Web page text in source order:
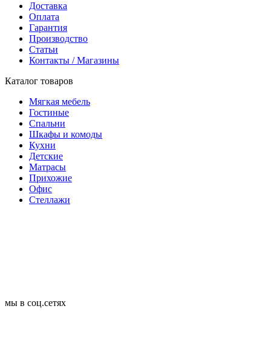
Доставка
Оплата
Гарантия
Производство
Статьи
Контакты / Магазины
Каталог товаров
Мягкая мебель
Гостиные
Спальни
Шкафы и комоды
Кухни
Детские
Матрасы
Прихожие
Офис
Стеллажи
мы в соц.сетях